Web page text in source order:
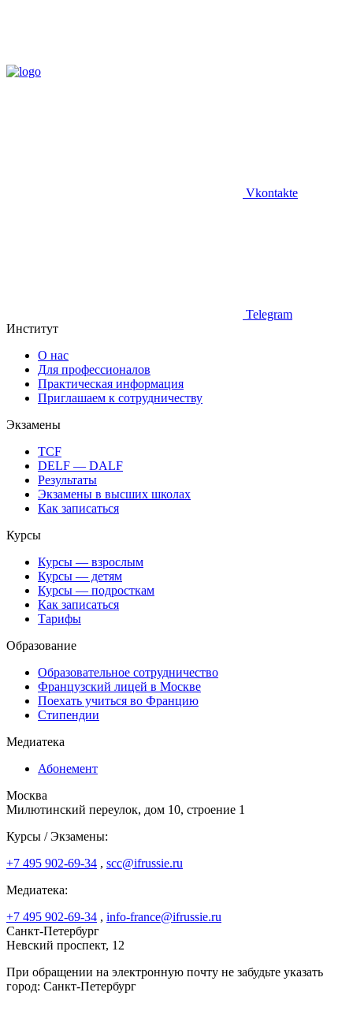
Vkontakte
Telegram
Институт
О нас
Для профессионалов
Практическая информация
Приглашаем к сотрудничеству
Экзамены
TCF
DELF — DALF
Результаты
Экзамены в высших школах
Как записаться
Курсы
Курсы — взрослым
Курсы — детям
Курсы — подросткам
Как записаться
Тарифы
Образование
Образовательное сотрудничество
Французский лицей в Москве
Поехать учиться во Францию
Стипендии
Медиатека
Абонемент
Москва
Милютинский переулок, дом 10, строение 1
Курсы / Экзамены:
+7 495 902-69-34 , scc@ifrussie.ru
Медиатека:
+7 495 902-69-34 , info-france@ifrussie.ru
Санкт-Петербург
Невский проспект, 12
При обращении на электронную почту не забудьте указать
город: Санкт-Петербург